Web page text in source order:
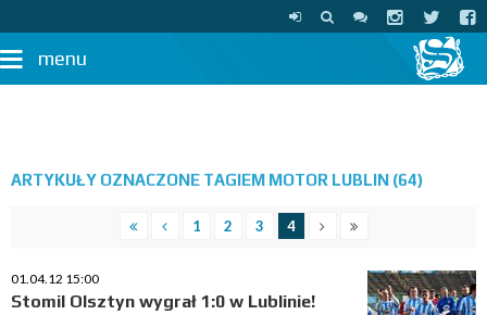
menu
ARTYKUŁY OZNACZONE TAGIEM MOTOR LUBLIN (64)
1 2 3 4
01.04.12 15:00
Stomil Olsztyn wygrał 1:0 w Lublinie!